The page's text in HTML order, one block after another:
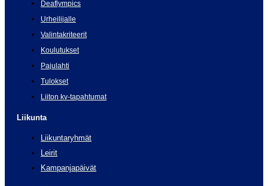
Deaflympics
Urheilijalle
Valintakriteerit
Koulutukset
Pajulahti
Tulokset
Liiton kv-tapahtumat
Liikunta
Liikuntaryhmät
Leirit
Kampanjapäivät